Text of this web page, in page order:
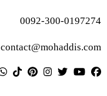
0092-300-0197274
contact@mohaddis.com